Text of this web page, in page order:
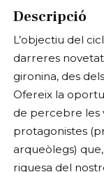
Descripció
L’objectiu del
darreres
gironina, des
Ofereix la
de percebre les
protagonistes
arqueòlegs)
riquesa del